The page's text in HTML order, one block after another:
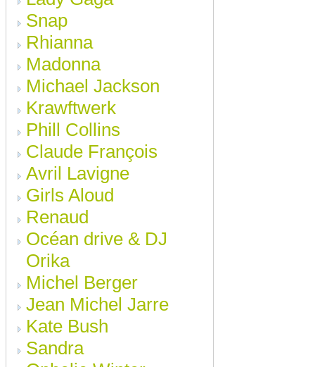
Snap
Rhianna
Madonna
Michael Jackson
Krawftwerk
Phill Collins
Claude François
Avril Lavigne
Girls Aloud
Renaud
Océan drive & DJ
Orika
Michel Berger
Jean Michel Jarre
Kate Bush
Sandra